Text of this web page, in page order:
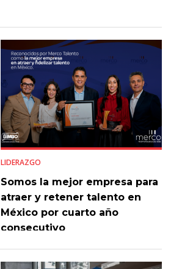
LIDERAZGO
Somos la mejor empresa para
atraer y retener talento en
México por cuarto año
consecutivo